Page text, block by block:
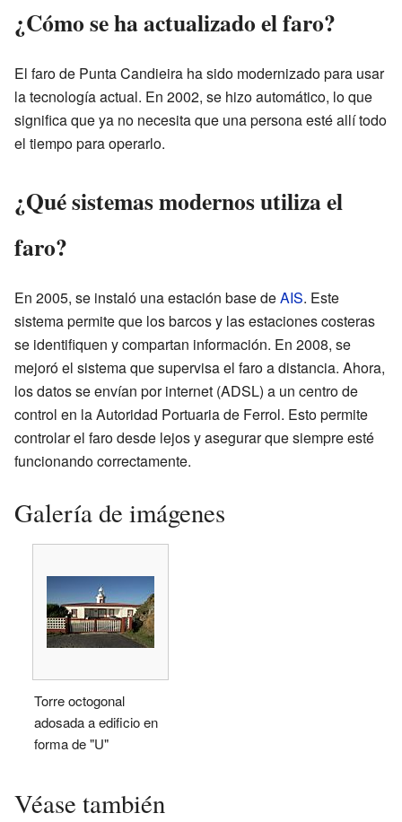
¿Cómo se ha actualizado el faro?
El faro de Punta Candieira ha sido modernizado para usar
la tecnología actual. En 2002, se hizo automático, lo que
significa que ya no necesita que una persona esté allí todo
el tiempo para operarlo.
¿Qué sistemas modernos utiliza el
faro?
En 2005, se instaló una estación base deAIS. Este
sistema permite que los barcos y las estaciones costeras
se identifiquen y compartan información. En 2008, se
mejoró el sistema que supervisa el faro a distancia. Ahora,
los datos se envían por internet (ADSL) a un centro de
control en la Autoridad Portuaria de Ferrol. Esto permite
controlar el faro desde lejos y asegurar que siempre esté
funcionando correctamente.
Galería de imágenes
Torre octogonal
adosada a edificio en
forma de "U"
Véase también